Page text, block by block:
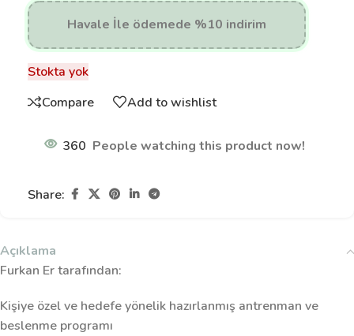
Havale İle ödemede %10 indirim
Stokta yok
Compare
Add to wishlist
360 People watching this product now!
Share:
Açıklama
Furkan Er tarafından:
Kişiye özel ve hedefe yönelik hazırlanmış antrenman ve
beslenme programı